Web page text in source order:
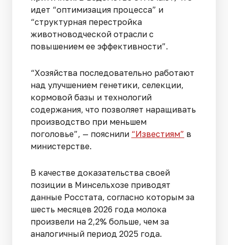
идет “оптимизация процесса” и
“структурная перестройка
животноводческой отрасли с
повышением ее эффективности”.
“Хозяйства последовательно работают
над улучшением генетики, селекции,
кормовой базы и технологий
содержания, что позволяет наращивать
производство при меньшем
поголовье”, — пояснили “Известиям” в
министерстве.
В качестве доказательства своей
позиции в Минсельхозе приводят
данные Росстата, согласно которым за
шесть месяцев 2026 года молока
произвели на 2,2% больше, чем за
аналогичный период 2025 года.